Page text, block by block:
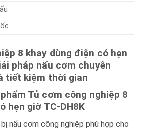
8 khay dùng điện có hẹn
pháp nấu cơm chuyên
tiết kiệm thời gian
Tủ cơm công nghiệp 8
hẹn giờ TC-DH8K
nấu cơm công nghiệp phù hợp cho